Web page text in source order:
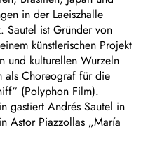
in der Laeiszhalle
Sautel ist Gründer von
künstlerischen Projekt
und kulturellen Wurzeln
als Choreograf für die
(Polyphon Film).
gastiert Andrés Sautel in
Astor Piazzollas „María